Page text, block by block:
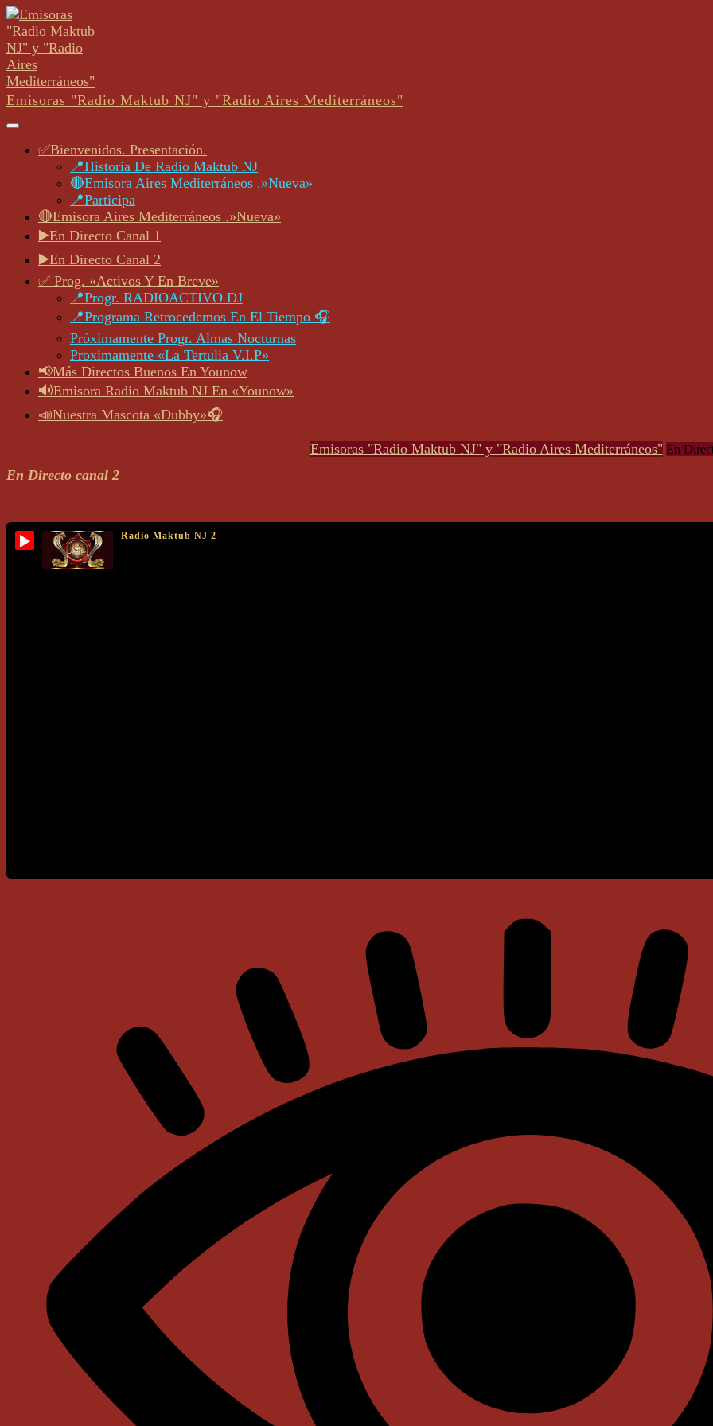
Skip
to
content
Skip
to
content
Emisoras "Radio Maktub NJ" y "Radio Aires Mediterráneos"
Open
✅Bienvenidos. Presentación.
📍Historia De Radio Maktub NJ
🔴Emisora Aires Mediterráneos .»Nueva»
📍Participa
🔴Emisora Aires Mediterráneos .»Nueva»
▶️En Directo Canal 1
▶️En Directo Canal 2
✅ Prog. «Activos Y En Breve»
📍Progr. RADIOACTIVO DJ
📍Programa Retrocedemos En El Tiempo 🎧
Próximamente Progr. Almas Nocturnas
Proximamente «La Tertulia V.I.P»
📢Más Directos Buenos En Younow
🔊Emisora Radio Maktub NJ En «Younow»
📣Nuestra Mascota «Dubby»🎧
Emisoras "Radio Maktub NJ" y "Radio Aires Mediterráneos" En
En Directo canal 2
Radio Maktub NJ 2